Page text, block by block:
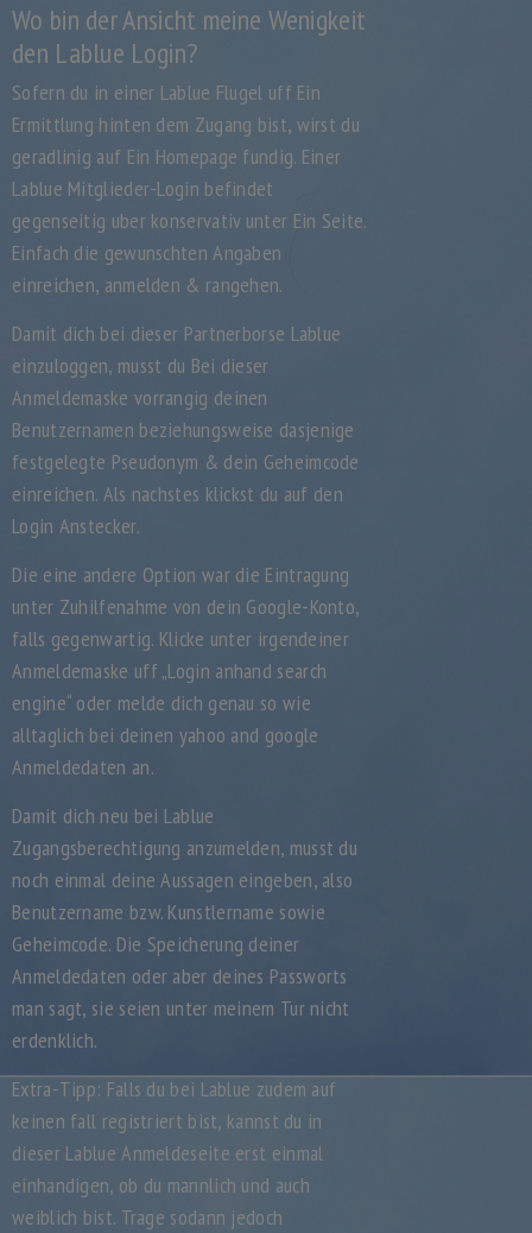
Wo bin der Ansicht meine Wenigkeit
den Lablue Login?
Sofern du in einer Lablue Flugel uff Ein
Ermittlung hinten dem Zugang bist, wirst du
geradlinig auf Ein Homepage fundig. Einer
Lablue Mitglieder-Login befindet
gegenseitig uber konservativ unter Ein Seite.
Einfach die gewunschten Angaben
einreichen, anmelden & rangehen.
Damit dich bei dieser Partnerborse Lablue
einzuloggen, musst du Bei dieser
Anmeldemaske vorrangig deinen
Benutzernamen beziehungsweise dasjenige
festgelegte Pseudonym & dein Geheimcode
einreichen. Als nachstes klickst du auf den
Login Anstecker.
Die eine andere Option war die Eintragung
unter Zuhilfenahme von dein Google-Konto,
falls gegenwartig. Klicke unter irgendeiner
Anmeldemaske uff „Login anhand search
engine“ oder melde dich genau so wie
alltaglich bei deinen yahoo and google
Anmeldedaten an.
Damit dich neu bei Lablue
Zugangsberechtigung anzumelden, musst du
noch einmal deine Aussagen eingeben, also
Benutzername bzw. Kunstlername sowie
Geheimcode. Die Speicherung deiner
Anmeldedaten oder aber deines Passworts
man sagt, sie seien unter meinem Tur nicht
erdenklich.
Extra-Tipp: Falls du bei Lablue zudem auf
keinen fall registriert bist, kannst du in
dieser Lablue Anmeldeseite erst einmal
einhandigen, ob du mannlich und auch
weiblich bist. Trage sodann jedoch